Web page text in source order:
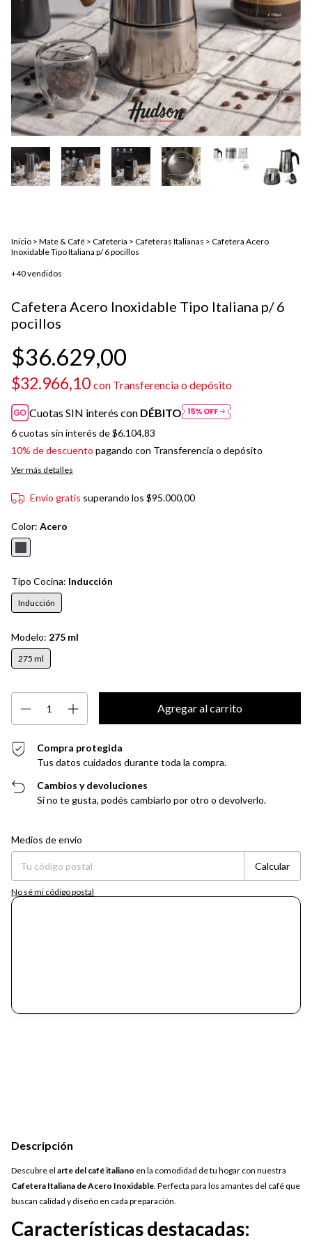
Inicio > Mate & Café > Cafetería > Cafeteras Italianas > Cafetera Acero
Inoxidable Tipo Italiana p/ 6 pocillos
+40 vendidos
Cafetera Acero Inoxidable Tipo Italiana p/ 6
pocillos
$36.629,00
$32.966,10 con Transferencia o depósito
Cuotas SIN interés con DÉBITO
6cuotas sin interés de$6.104,83
10% de descuento pagando con Transferencia o depósito
Ver más detalles
Envío gratis superando los $95.000,00
Color: Acero
Tipo Cocina: Inducción
Inducción
Modelo: 275 ml
275 ml
Compra protegida
Tus datos cuidados durante toda la compra.
Cambios y devoluciones
Si no te gusta, podés cambiarlo por otro o devolverlo.
Entregas para el CP:
Medios de envío
Calcular
No sé mi código postal
Descripción
Descubre el arte del café italiano en la comodidad de tu hogar con nuestra
Cafetera Italiana de Acero Inoxidable. Perfecta para los amantes del café que
buscan calidad y diseño en cada preparación.
Características destacadas: